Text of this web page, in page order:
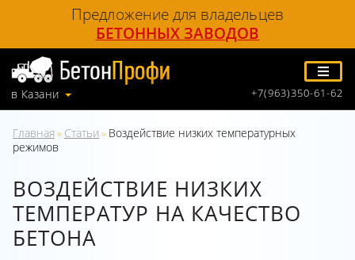
Предложение для владельцев
БЕТОННЫХ ЗАВОДОВ
в Казани +7(963)350-61-62
Главная » Статьи » Воздействие низких температурных
режимов
ВОЗДЕЙСТВИЕ НИЗКИХ
ТЕМПЕРАТУР НА КАЧЕСТВО
БЕТОНА